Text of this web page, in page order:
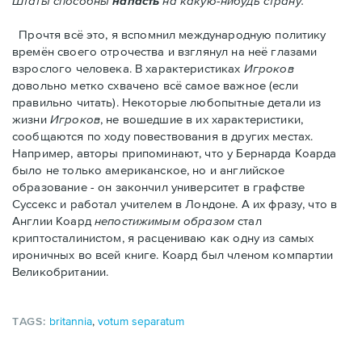
Прочтя всё это, я вспомнил международную политику
времён своего отрочества и взглянул на неё глазами
взрослого человека. В характеристиках Игроков
довольно метко схвачено всё самое важное (если
правильно читать). Некоторые любопытные детали из
жизни Игроков, не вошедшие в их характеристики,
сообщаются по ходу повествования в других местах.
Например, авторы припоминают, что у Бернарда Коарда
было не только американское, но и английское
образование - он закончил университет в графстве
Суссекс и работал учителем в Лондоне. А их фразу, что в
Англии Коард непостижимым образомстал
криптосталинистом, я расцениваю как одну из самых
ироничных во всей книге. Коард был членом компартии
Великобритании.
TAGS: britannia,votum separatum